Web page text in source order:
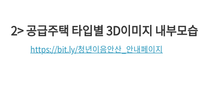
2> 공급주택 타입별 3D이미지 내부모습
https://bit.ly/청년이음안산_안내페이지